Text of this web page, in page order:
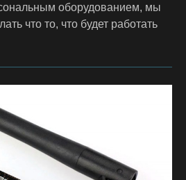
оборудованием, мы
что то, что будет работать